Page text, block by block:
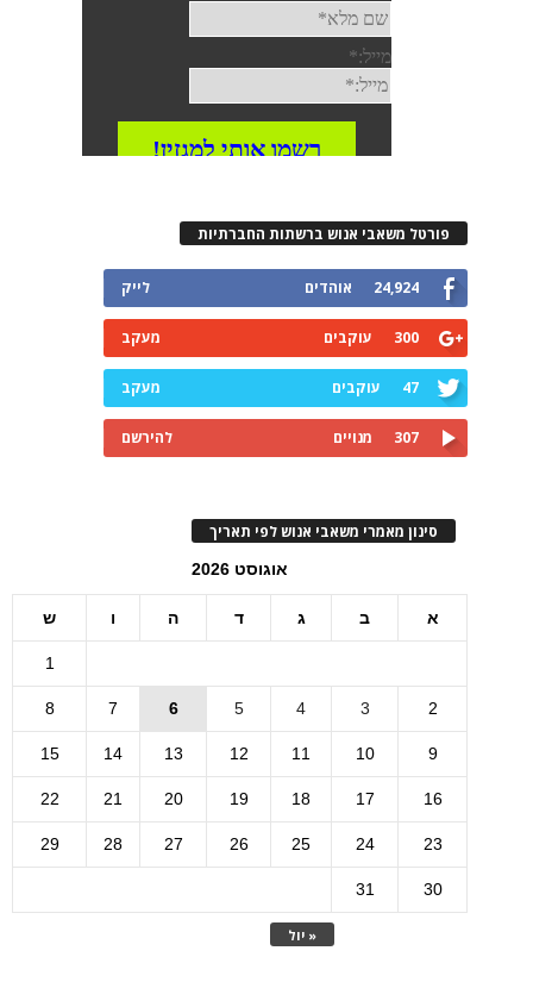
פורטל משאבי אנוש ברשתות החברתיות
24,924 אוהדים לייק
300 עוקבים מעקב
47 עוקבים מעקב
307 מנויים להירשם
סינון מאמרי משאבי אנוש לפי תאריך
אוגוסט 2026
א ב ג ד ה ו ש
« יול
1
2
3
4
5
6
7
8
9
10
11
12
13
14
15
16
17
18
19
20
21
22
23
24
25
26
27
28
29
30
31